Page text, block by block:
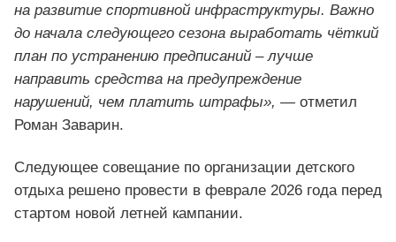
на развитие спортивной инфраструктуры. Важно
до начала следующего сезона выработать чёткий
план по устранению предписаний – лучше
направить средства на предупреждение
нарушений, чем платить штрафы», — отметил
Роман Заварин.
Следующее совещание по организации детского
отдыха решено провести в феврале 2026 года перед
стартом новой летней кампании.